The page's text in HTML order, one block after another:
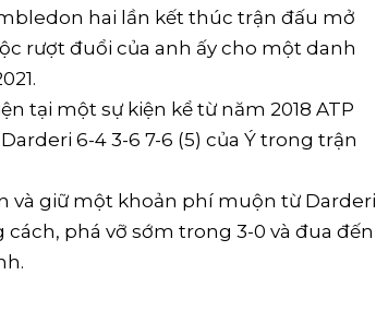
hai lần kết thúc trận đấu mở
rượt đuổi của anh ấy cho một danh
tại một sự kiện kể từ năm 2018 ATP
6-4 3-6 7-6 (5) của Ý trong trận
và giữ một khoản phí muộn từ Darderi
phá vỡ sớm trong 3-0 và đua đến